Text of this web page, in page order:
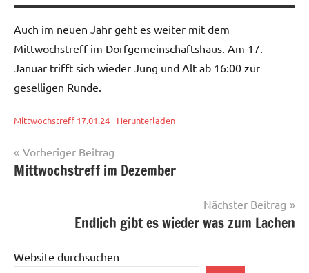
Auch im neuen Jahr geht es weiter mit dem
Mittwochstreff im Dorfgemeinschaftshaus. Am 17.
Januar trifft sich wieder Jung und Alt ab 16:00 zur
geselligen Runde.
Mittwochstreff 17.01.24 Herunterladen
Schlagwörter:
Bier
Rosenkopf,
Mittwochstreff
Beitragsnavigation
Vorheriger Beitrag
Mittwochstreff im Dezember
Nächster Beitrag
Endlich gibt es wieder was zum Lachen
Website durchsuchen